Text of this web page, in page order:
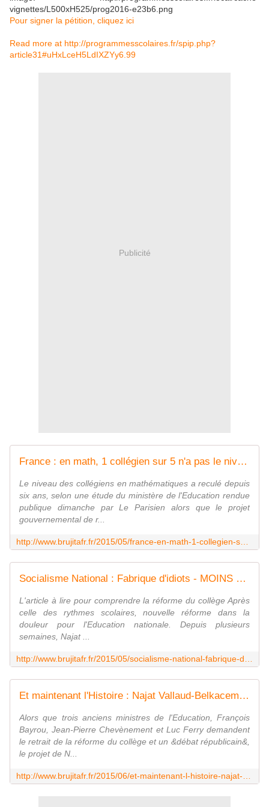
vignettes/L500xH525/prog2016-e23b6.png
Pour signer la pétition, cliquez ici
Read more at http://programmesscolaires.fr/spip.php?
article31#uHxLceH5LdIXZYy6.99
Publicité
France : en math, 1 collégien sur 5 n'a pas le niveau CM2... - MOINS de BIENS PLUS de LIENS
Le niveau des collégiens en mathématiques a reculé depuis
six ans, selon une étude du ministère de l'Education rendue
publique dimanche par Le Parisien alors que le projet
gouvernemental de r...
Socialisme National : Fabrique d'idiots - MOINS de BIENS PLUS de LIENS
L'article à lire pour comprendre la réforme du collège Après
celle des rythmes scolaires, nouvelle réforme dans la
douleur pour l'Education nationale. Depuis plusieurs
semaines, Najat ...
Et maintenant l'Histoire : Najat Vallaud-Belkacem ou le stade suprême de la réforme idéologique - MOINS de BIENS PLUS de LIENS
Alors que trois anciens ministres de l'Education, François
Bayrou, Jean-Pierre Chevènement et Luc Ferry demandent
le retrait de la réforme du collège et un &débat républicain&,
le projet de N...